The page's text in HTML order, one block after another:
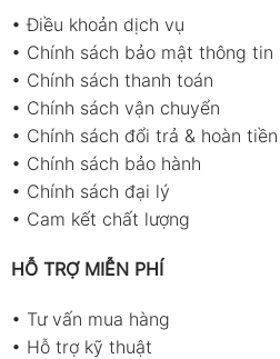
•Điều khoản dịch vụ
• Chính sách bảo mật thông tin
• Chính sách thanh toán
• Chính sách vận chuyển
• Chính sách đổi trả & hoàn tiền
• Chính sách bảo hành
• Chính sách đại lý
• Cam kết chất lượng
HỖ TRỢ MIỄN PHÍ
• Tư vấn mua hàng
• Hỗ trợ kỹ thuật